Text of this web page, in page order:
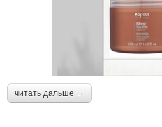
читать дальше →